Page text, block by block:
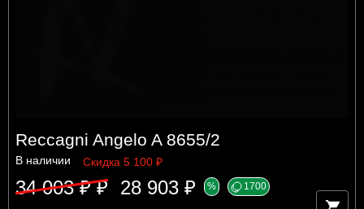
Reccagni Angelo A 8655/2
В наличии Скидка 5 100 ₽
34 003 ₽ ₽ 28 903 ₽ % 1700